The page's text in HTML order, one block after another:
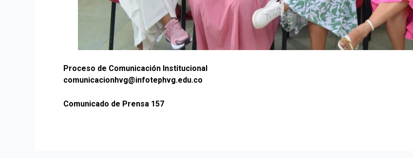
Proceso de Comunicación Institucional
comunicacionhvg@infotephvg.edu.co
Comunicado de Prensa 157